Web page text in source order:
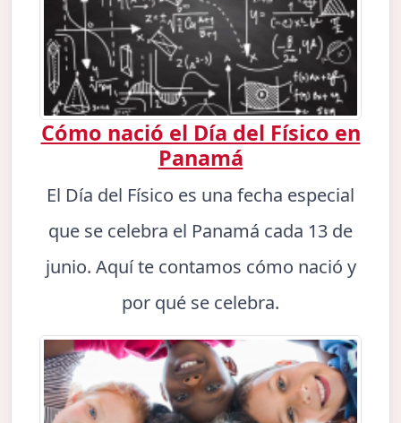
Cómo nació el Día del Físico en
Panamá
El Día del Físico es una fecha especial
que se celebra el Panamá cada 13 de
junio. Aquí te contamos cómo nació y
por qué se celebra.